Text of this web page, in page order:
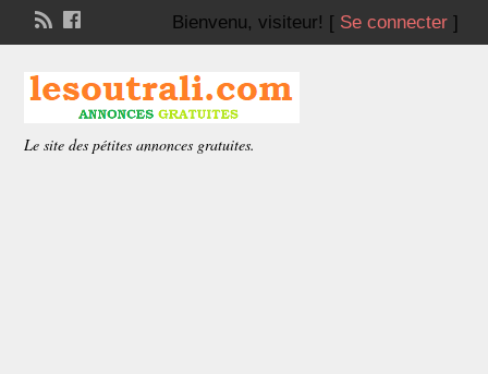
Bienvenu, visiteur! [ Se connecter]
Le site des pétites annonces gratuites.